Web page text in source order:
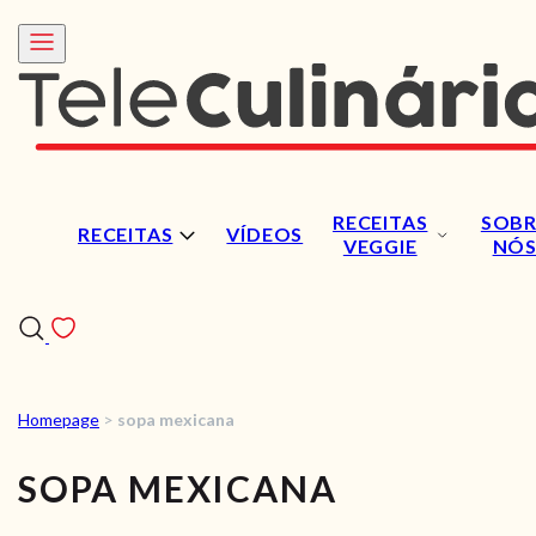
RECEITAS VÍDEOS
RECEITAS
VEGGIE
NÓS
VÍDEOS
Homepage > sopa mexicana
SOPA MEXICANA